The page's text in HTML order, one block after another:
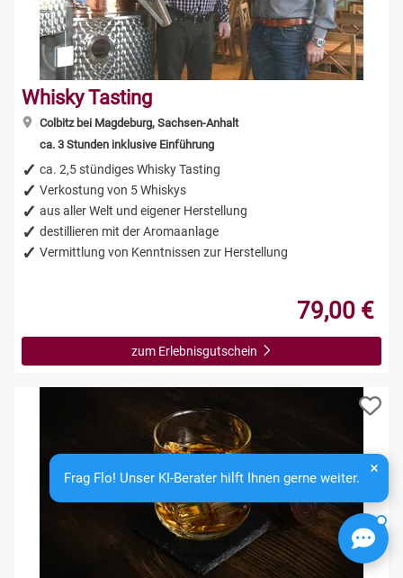
Whisky Tasting
Colbitz bei Magdeburg, Sachsen-Anhalt
ca. 3 Stunden inklusive Einführung
ca. 2,5 stündiges Whisky Tasting
Verkostung von 5 Whiskys
aus aller Welt und eigener Herstellung
destillieren mit der Aromaanlage
Vermittlung von Kenntnissen zur Herstellung
79,00 €
zum Erlebnisgutschein
Frag Flo! Unser KI-Berater hilft Ihnen gerne weiter.